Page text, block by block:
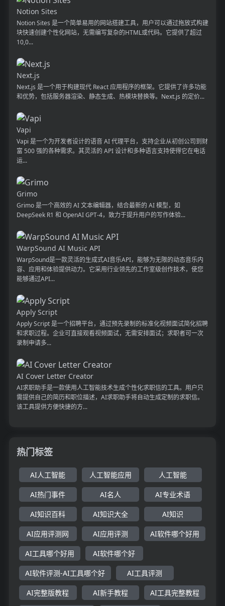
Notion Sites
Notion Sites 是一个简单易用的网站搭建工具，用户可以通过拖放式构建
块快速创建个性化网站，无需编写复杂的HTML或代码。它提供了超过
10,0...
Next.js
Next.js 是一个用于构建现代 React 应用程序的框架。它提供了许多功能
和优势，包括服务器渲染、静态生成、热模块替换等。Next.js 的定价...
Vapi
Vapi 是一个为开发者设计的语音 AI 代理平台，支持企业从初创公司到财
富 500 强的各种需求。其灵活的 API 设计和多种语言支持使得它在电话
运...
Grimo
Grimo 是一个高效的 AI 文本编辑器，结合最新的 AI 模型，如
DeepSeek R1 和 OpenAI GPT-4，致力于提升用户的写作体验...
WarpSound AI Music API
WarpSound是一款灵活的生成式AI音乐API，能够为无限的动态音乐内
容、应用和体验提供动力。它采用行业领先的工作室级创作技术，使您
能够通过API...
Apply Script
Apply Script 是一个招聘平台，通过预先录制的标准化视频面试简化招聘
和求职过程。企业可直接观看视频面试，无需安排面试；求职者可一次
录制申请多...
AI Cover Letter Creator
AI求职助手是一款使用人工智能技术生成个性化求职信的工具。用户只
需提供自己的简历和职位描述，AI求职助手将自动生成定制的求职信。
该工具提供方便快捷的方...
热门标签
AI人工智能 人工智能应用 人工智能
AI热门事件 AI名人 AI专业术语
AI知识百科 AI知识大全 AI知识
AI应用评测网 AI应用评测 AI软件哪个好用
AI工具哪个好用 AI软件哪个好
AI软件评测-AI工具哪个好 AI工具评测
AI完整版教程 AI新手教程 AI工具完整教程